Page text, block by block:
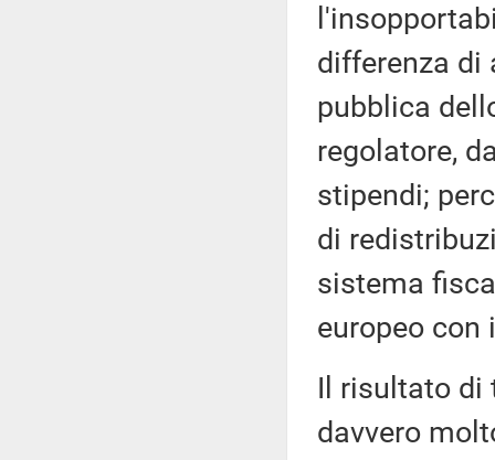
differenza di
pubblica
regolatore,
stipendi;
di
sistema
europeo
Il risultato di
davvero